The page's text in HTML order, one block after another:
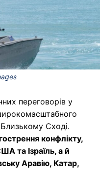
переговорів у
Сході.
конфлікту,
та Ізраїль, а й
Аравію, Катар,